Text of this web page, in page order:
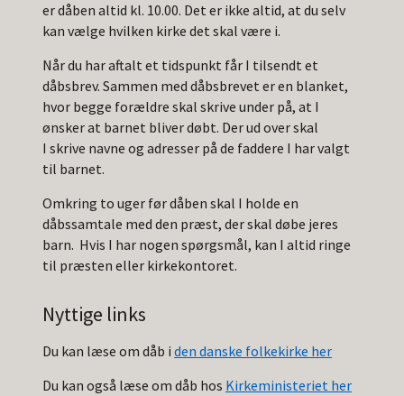
er dåben altid kl. 10.00. Det er ikke altid, at du selv
kan vælge hvilken kirke det skal være i.
Når du har aftalt et tidspunkt får I tilsendt et
dåbsbrev. Sammen med dåbsbrevet er en blanket,
hvor begge forældre skal skrive under på, at I
ønsker at barnet bliver døbt. Der ud over skal
I skrive navne og adresser på de faddere I har valgt
til barnet.
Omkring to uger før dåben skal I holde en
dåbssamtale med den præst, der skal døbe jeres
barn. Hvis I har nogen spørgsmål, kan I altid ringe
til præsten eller kirkekontoret.
Nyttige links
Du kan læse om dåb i den danske folkekirke her
Du kan også læse om dåb hos Kirkeministeriet her